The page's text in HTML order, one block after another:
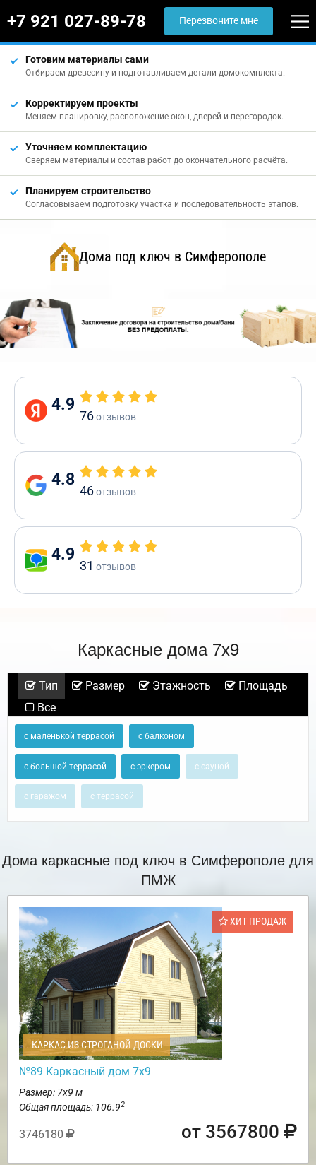
+7 921 027-89-78 Перезвоните мне
Готовим материалы сами
Отбираем древесину и подготавливаем детали домокомплекта.
Корректируем проекты
Меняем планировку, расположение окон, дверей и перегородок.
Уточняем комплектацию
Сверяем материалы и состав работ до окончательного расчёта.
Планируем строительство
Согласовываем подготовку участка и последовательность этапов.
Дома под ключ в Симферополе
4.9
76отзывов
4.8
46отзывов
4.9
31 отзывов
Каркасные дома 7х9
Тип Размер Этажность
Площадь
Все
с маленькой террасой с балконом
с большой террасой с эркером с сауной
с гаражом с террасой
Дома каркасные под ключ в Симферополе для
ПМЖ
ХИТ ПРОДАЖ
КАРКАС ИЗ СТРОГАНОЙ ДОСКИ
№89 Каркасный дом 7х9
Размер: 7х9 м
Общая площадь: 106.92
3746180 от 3567800